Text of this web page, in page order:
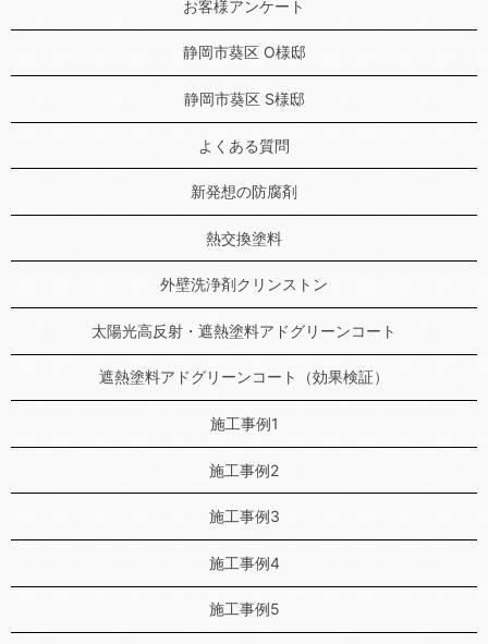
お客様アンケート
静岡市葵区 O様邸
静岡市葵区 S様邸
よくある質問
新発想の防腐剤
熱交換塗料
外壁洗浄剤クリンストン
太陽光高反射・遮熱塗料アドグリーンコート
遮熱塗料アドグリーンコート（効果検証）
施工事例1
施工事例2
施工事例3
施工事例4
施工事例5